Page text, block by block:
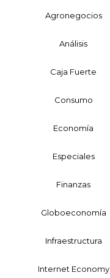
Agronegocios
Análisis
Caja Fuerte
Consumo
Economía
Especiales
Finanzas
Globoeconomía
Infraestructura
Internet Economy